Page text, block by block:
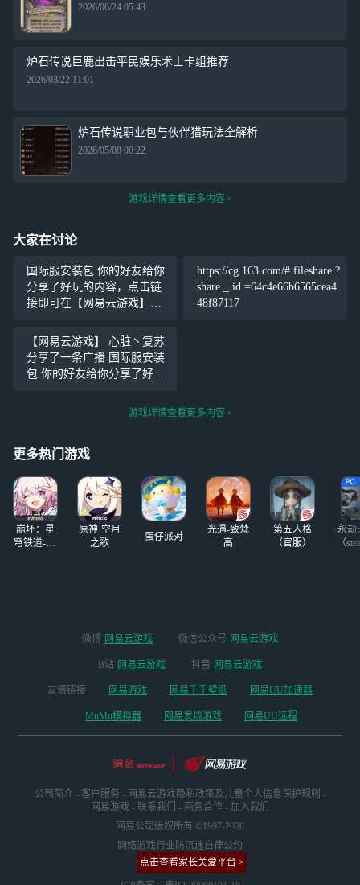
2026/06/24 05:43
炉石传说巨鹿出击平民娱乐术士卡组推荐
2026/03/22 11:01
炉石传说职业包与伙伴猎玩法全解析
2026/05/08 00:22
游戏详情查看更多内容
大家在讨论
国际服安装包 你的好友给你
分享了好玩的内容，点击链
接即可在【网易云游戏】内
fileshare?share_id=64c4e66b65
65cea448
https://cg.163.com/# fileshare ?
share _ id =64c4e66b6565cea4
48f87117
【网易云游戏】 心脏丶复苏
分享了一条广播 国际服安装
包 你的好友给你分享了好玩
【网易云游戏】内查看噢~ ht
游戏详情查看更多内容
更多热门游戏
崩坏：星
穹铁道-4.4
原神·空月
之歌
蛋仔派对
光遇-致梵
高
第五人格
（官服）
永劫
（
微博 网易云游戏 微信公众号 网易云游戏
B站 网易云游戏 抖音 网易云游戏
友情链接 网易游戏 网易千千壁纸 网易UU加速器
MuMu模拟器 网易发烧游戏 网易UU远程
公司简介 - 客户服务 - 网易云游戏隐私政策及儿童个人信息保护规则 -
网易游戏 - 联系我们 - 商务合作 - 加入我们
网易公司版权所有 ©1997-2026
网络游戏行业防沉迷自律公约
点击查看家长关爱平台 >